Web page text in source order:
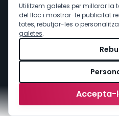
Compra
Consentiment de cookies
Utilitzem galetes per millorar la
del lloc i mostrar-te publicitat
totes, rebutjar-les o
galetes.
Accepta-